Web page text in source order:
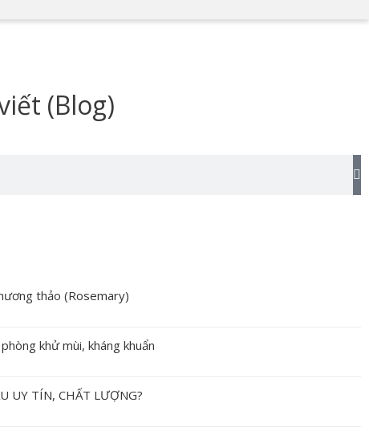
(Blog)
thảo (Rosemary)
khử mùi, kháng khuẩn
UY TÍN, CHẤT LƯỢNG?